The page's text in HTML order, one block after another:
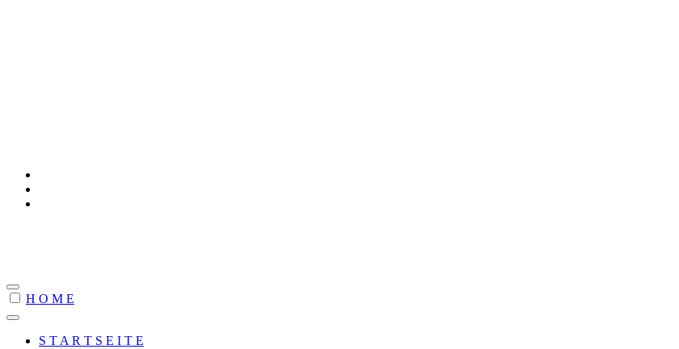
H O M E
S T A R T S E I T E